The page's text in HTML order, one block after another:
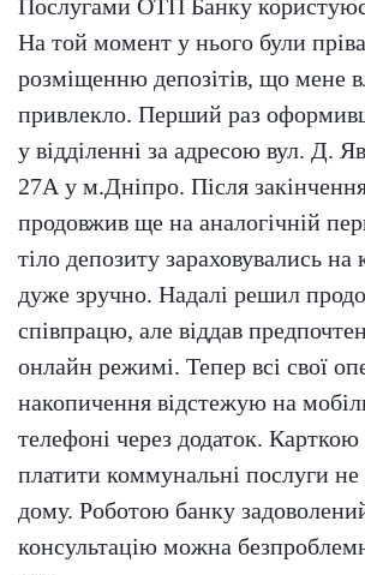
Послугами ОТП Банку
На той момент у нього були
розміщенню депозітів, що мене
привлекло. Перший раз
у відділенні за адресою вул. Д.
27А у м.Дніпро. Після
продовжив ще на аналогічній
тіло депозиту зараховувались
дуже зручно. Надалі решил
співпрацю, але віддав
онлайн режимі. Тепер всі свої
накопичення відстежую на
телефоні через додаток.
платити коммунальні послуги не
дому. Роботою банку
консультацію можна